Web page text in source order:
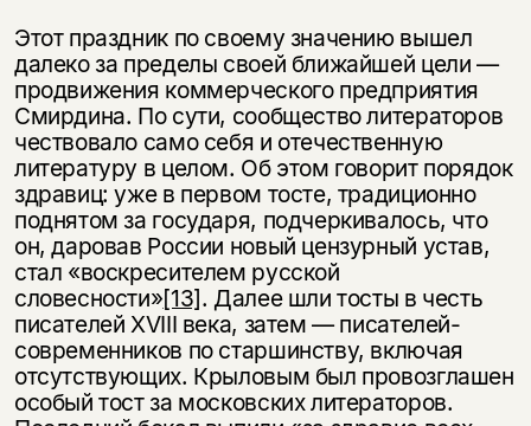
Этот праздник по своему значению вышел
далеко за пределы своей ближайшей цели —
продвижения коммерческого предприятия
Смирдина. По сути, сообщество литераторов
чествовало само себя и отечественную
литературу в целом. Об этом говорит порядок
здравиц: уже в первом тосте, традиционно
поднятом за государя, подчеркивалось, что
он, даровав России новый цензурный устав,
стал «воскресителем русской
словесности»[13]. Далее шли тосты в честь
писателей XVIII века, затем — писателей-
современников по старшинству, включая
отсутствующих. Крыловым был провозглашен
особый тост за московских литераторов.